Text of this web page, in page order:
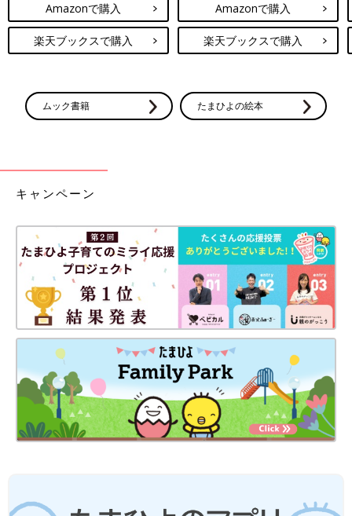
Amazonで購入
楽天ブックスで購入
Amazonで購入
楽天ブックスで購入
ムック書籍 たまひよの絵本
キャンペーン